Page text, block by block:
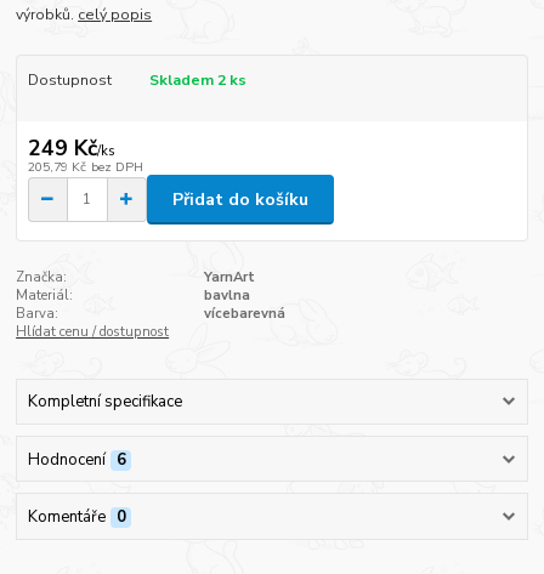
výrobků. celý popis
Dostupnost Skladem 2 ks
249 Kč/ks
205,79 Kč bez DPH
Přidat do košíku
Značka:
YarnArt
Materiál:
bavlna
Barva:
vícebarevná
Hlídat cenu / dostupnost
Kompletní specifikace
Hodnocení 6
Komentáře 0